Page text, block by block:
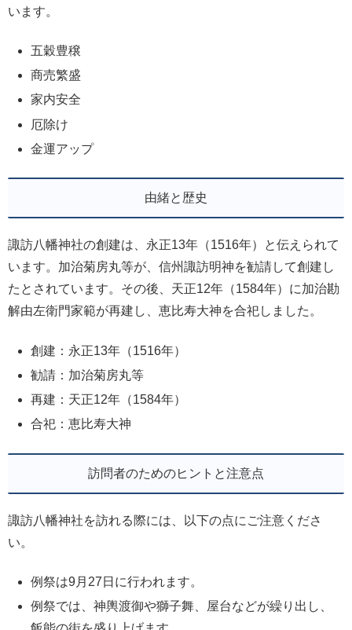
います。
五穀豊穣
商売繁盛
家内安全
厄除け
金運アップ
由緒と歴史
諏訪八幡神社の創建は、永正13年（1516年）と伝えられて
います。加治菊房丸等が、信州諏訪明神を勧請して創建し
たとされています。その後、天正12年（1584年）に加治勘
解由左衛門家範が再建し、恵比寿大神を合祀しました。
創建：永正13年（1516年）
勧請：加治菊房丸等
再建：天正12年（1584年）
合祀：恵比寿大神
訪問者のためのヒントと注意点
諏訪八幡神社を訪れる際には、以下の点にご注意くださ
い。
例祭は9月27日に行われます。
例祭では、神輿渡御や獅子舞、屋台などが繰り出し、